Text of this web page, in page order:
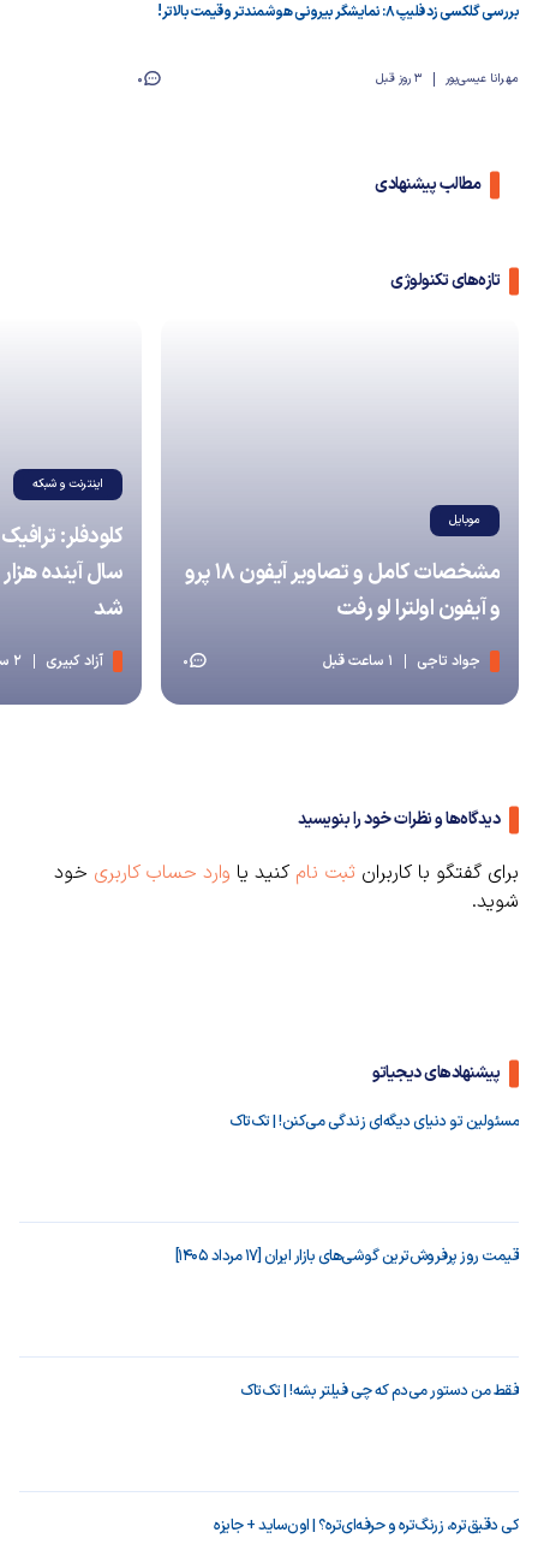
بررسی گلکسی زد فلیپ ۸: نمایشگر بیرونی هوشمندتر و قیمت بالاتر!
مهرانا عیسی‌پور 3 روز قبل 0
مطالب پیشنهادی
تازه‌های تکنولوژی
موبایل
مشخصات کامل و تصاویر آیفون ۱۸ پرو
و آیفون اولترا لو رفت
جواد تاجی 1 ساعت قبل 0
اینترنت و شبکه
سال آینده
شد
آزاد کبیری 2 ساعت قبل
دیدگاه‌ها و نظرات خود را بنویسید
برای گفتگو با کاربران ثبت نام کنید یا وارد حساب کاربری خود
شوید.
پیشنهادهای دیجیاتو
مسئولین تو دنیای دیگه‌ای زندگی می‌کنن! | تک‌تاک
قیمت روز پرفروش‌ترین گوشی‌های بازار ایران [17 مرداد 1405]
فقط من دستور می‌دم که چی فیلتر بشه! | تک‌تاک
کی دقیق‌تره، زرنگ‌تره و حرفه‌ای‌تره؟ | اون‌ساید + جایزه